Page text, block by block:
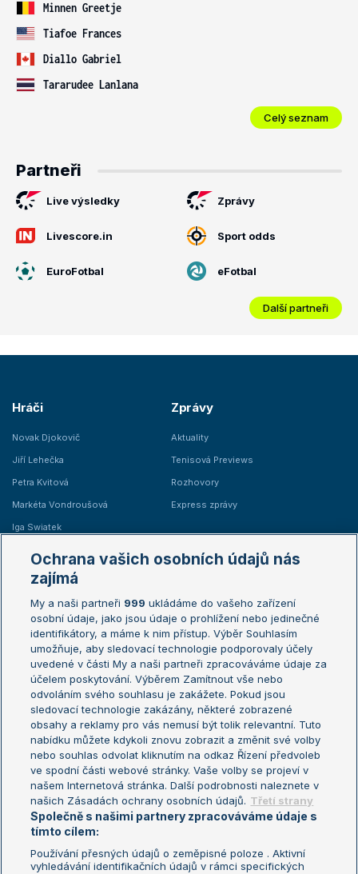
Minnen Greetje
Tiafoe Frances
Diallo Gabriel
Tararudee Lanlana
Celý seznam
Partneři
Live výsledky Zprávy
Livescore.in Sport odds
EuroFotbal eFotbal
Další partneři
Hráči
Novak Djokovič
Jiří Lehečka
Petra Kvitová
Markéta Vondroušová
Iga Swiatek
Zprávy
Aktuality
Tenisová Previews
Rozhovory
Express zprávy
Žebříčky
Žebříček ATP (muži)
Žebříček WTA (ženy)
Sázkařský žebříček
Australian Open
French Open
Wimbledon
US Open
Turnaj mistrů
Turnaj mistryň
Aktualní trendy
Fotbalové přestupy
Livesport Daily
LS Prague Open
Ochrana vašich osobních údajů nás
zajímá
My a naši partneři 999 ukládáme do vašeho zařízení
osobní údaje, jako jsou údaje o prohlížení nebo jedinečné
identifikátory, a máme k nim přístup. Výběr Souhlasím
umožňuje, aby sledovací technologie podporovaly účely
uvedené v části My a naši partneři zpracováváme údaje za
účelem poskytování. Výběrem Zamítnout vše nebo
odvoláním svého souhlasu je zakážete. Pokud jsou
sledovací technologie zakázány, některé zobrazené
obsahy a reklamy pro vás nemusí být tolik relevantní. Tuto
nabídku můžete kdykoli znovu zobrazit a změnit své volby
nebo souhlas odvolat kliknutím na odkaz Řízení předvoleb
ve spodní části webové stránky. Vaše volby se projeví v
našem Internetová stránka. Další podrobnosti naleznete v
našich Zásadách ochrany osobních údajů. Třetí strany
Společně s našimi partnery zpracováváme údaje s
tímto cílem:
Používání přesných údajů o zeměpisné poloze . Aktivní
vyhledávání identifikačních údajů v rámci specifických